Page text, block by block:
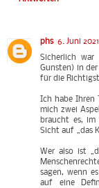
phs 6. Juni
Sicherlich
Gunsten) in
für die
Ich habe Ihren
mich zwei
braucht es, im
Sicht auf „das
Wer also ist
sagen, wenn
auf eine